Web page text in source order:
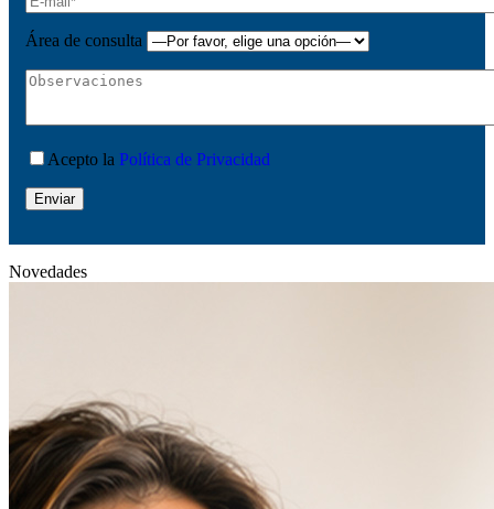
Área de consulta
Acepto la Política de Privacidad
Novedades